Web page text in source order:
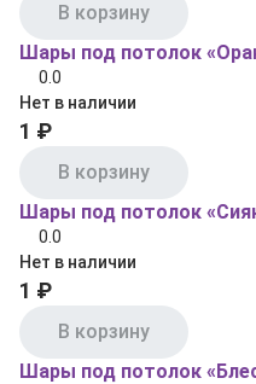
В корзину
Шары под потолок
0.0
Нет в наличии
1 ₽
В корзину
Шары под потолок
0.0
Нет в наличии
1 ₽
В корзину
Шары под потолок